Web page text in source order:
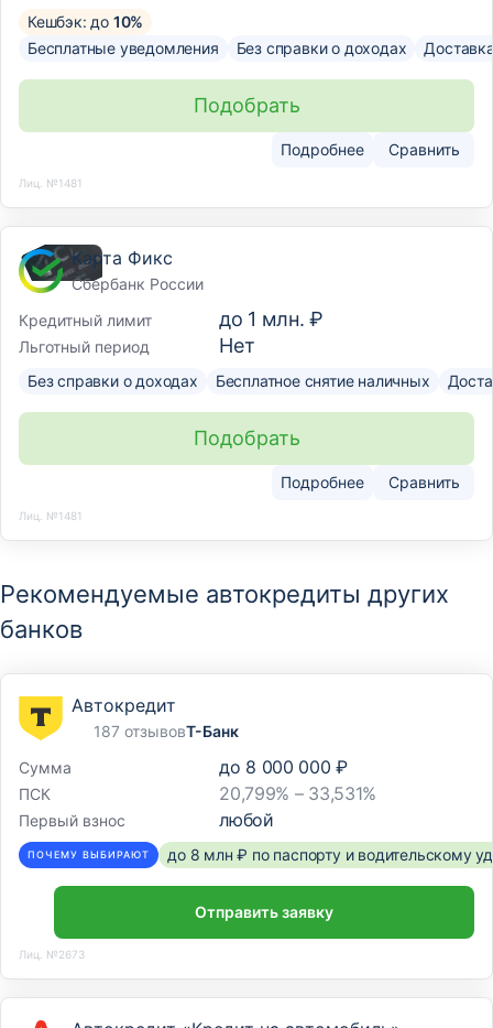
Кешбэк: до 10%
Бесплатные уведомления
Без справки о доходах
Подробнее Сравнить
Подобрать
Лиц. №1481
Карта Фикс
Сбербанк России
Кредитный лимит
до 1 млн. ₽
Льготный период Нет
Без справки о доходах Бесплатное снятие наличных
Подробнее Сравнить
Подобрать
Лиц. №1481
Рекомендуемые автокредиты других
банков
Автокредит
187 отзывовТ-Банк
Сумма
до 8 000 000 ₽
ПСК 20,799% – 33,531%
Первый взнос любой
ПОЧЕМУ ВЫБИРАЮТ до 8 млн ₽ по паспорту и водительскому
Отправить заявку
Лиц. №2673